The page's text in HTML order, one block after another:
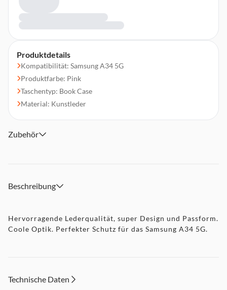
Produktdetails
Kompatibilität: Samsung A34 5G
Produktfarbe: Pink
Taschentyp: Book Case
Material: Kunstleder
Zubehör
Beschreibung
Hervorragende Lederqualität, super Design und Passform.
Coole Optik. Perfekter Schutz für das Samsung A34 5G.
Technische Daten